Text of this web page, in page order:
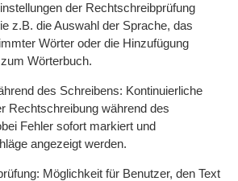
der Rechtschreibprüfung
z.B. die Auswahl der Sprache, das
Wörter oder die Hinzufügung
Wörterbuch.
des Schreibens: Kontinuierliche
Rechtschreibung während des
Fehler sofort markiert und
angezeigt werden.
Möglichkeit für Benutzer, den Text